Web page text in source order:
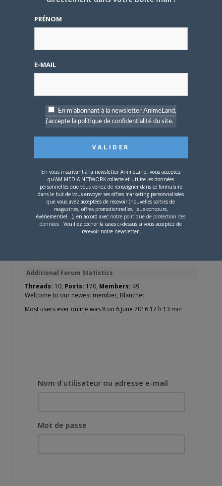
rapeur, ça marche aussi.
Edit: par souci d'honnêteté, je précise que
j'ai piqué cette recette
Affichage de 1 message (sur 1 au total)
Vous devez être connecté pour répondre à ce sujet.
Members Currently Active: 0
No users are currently active
Membres en ligne pendant les dernières 24 heures : 4
Additional Forum Statistics
Threads: 10, Posts: 170, Members: 49
Welcome to our newest member, Blanchet
Most users ever online was 8 on 6 June 2016 17 h 13 min
Nom d'utilisateur ou adresse e-mail
Mot de passe
PRÉNOM
E-MAIL
En m'abonnant à la newsletter AnimeLand,
j'accepte la politique de confidentialité du site.
En vous inscrivant à la newsletter AnimeLand, vous acceptez
qu'AM MEDIA NETWORK collecte et utilise les données
personnelles que vous venez de renseigner dans ce formulaire
dans le but de vous envoyer ses offres marketing personnalisées
que vous avez acceptées de recevoir (nouvelles sorties de
magazines, offres promotionnelles, jeux-concours,
événementiel...), en accord avec notre politique de protection des
données . Veuillez cocher la cases ci-dessus si vous acceptez de
recevoir notre newsletter.